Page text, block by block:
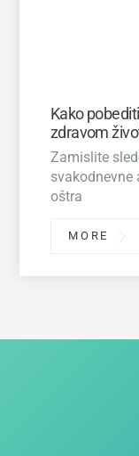
Kako
zdravom
Zamislite
oštra
MORE